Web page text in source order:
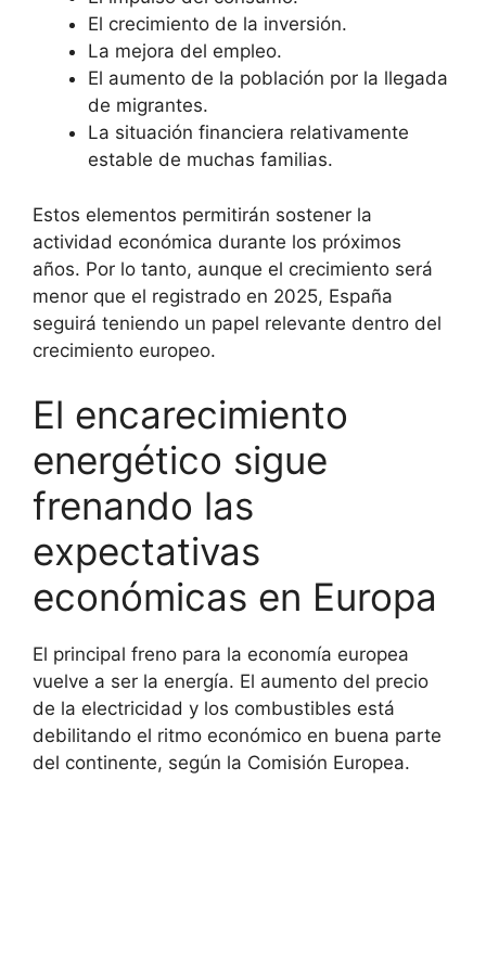
El crecimiento de la inversión.
La mejora del empleo.
El aumento de la población por la llegada
de migrantes.
La situación financiera relativamente
estable de muchas familias.
Estos elementos permitirán sostener la
actividad económica durante los próximos
años. Por lo tanto, aunque el crecimiento será
menor que el registrado en 2025, España
seguirá teniendo un papel relevante dentro del
crecimiento europeo.
El encarecimiento
energético sigue
frenando las
expectativas
económicas en Europa
El principal freno para la economía europea
vuelve a ser la energía. El aumento del precio
de la electricidad y los combustibles está
debilitando el ritmo económico en buena parte
del continente, según la Comisión Europea.